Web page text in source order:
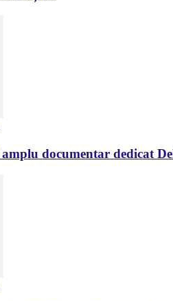
amplu documentar dedicat